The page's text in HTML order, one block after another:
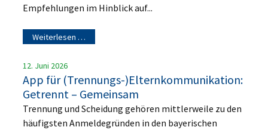
Empfehlungen im Hinblick auf...
Weiterlesen …
12. Juni 2026
App für (Trennungs-)Elternkommunikation:
Getrennt – Gemeinsam
Trennung und Scheidung gehören mittlerweile zu den
häufigsten Anmeldegründen in den bayerischen